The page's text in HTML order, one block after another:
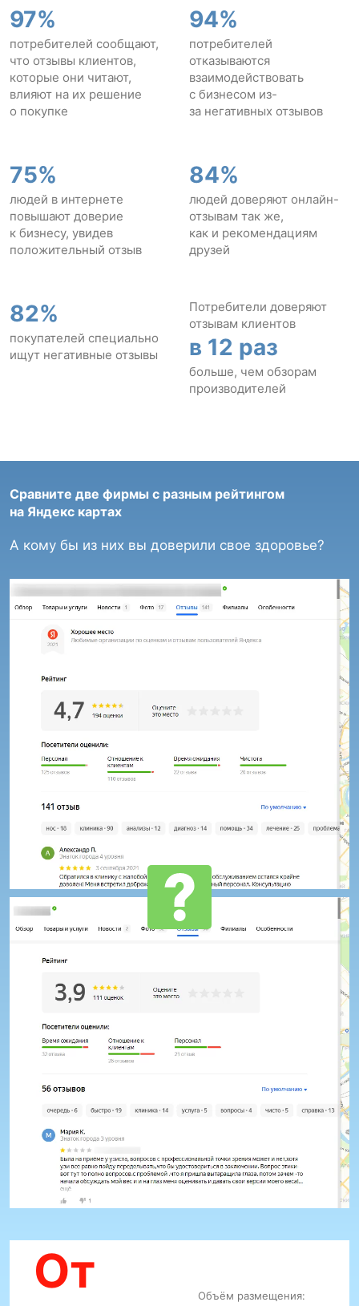
97%
потребителей сообщают,
что отзывы клиентов,
которые они читают,
влияют на их решение
о покупке
75%
людей в интернете
повышают доверие
к бизнесу, увидев
положительный отзыв
82%
покупателей специально
ищут негативные отзывы
94%
потребителей
отказываются
взаимодействовать
с бизнесом из-
за негативных отзывов
84%
людей доверяют онлайн-
отзывам так же,
как и рекомендациям
друзей
Потребители доверяют
отзывам клиентов
в 12 раз
больше, чем обзорам
производителей
Сравните две фирмы с разным рейтингом
на Яндекс картах
А кому бы из них вы доверили свое здоровье?
От
Объём размещения: